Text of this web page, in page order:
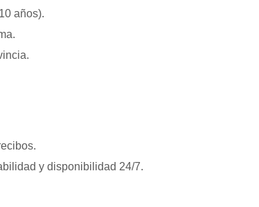
años).
y disponibilidad 24/7.